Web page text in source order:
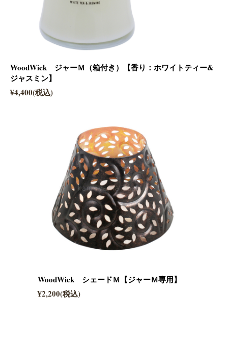
WoodWick ジャーＭ（箱付き）【香り：ホワイトティー&
ジャスミン】
¥4,400(税込)
WoodWick シェードＭ【ジャーＭ専用】
¥2,200(税込)